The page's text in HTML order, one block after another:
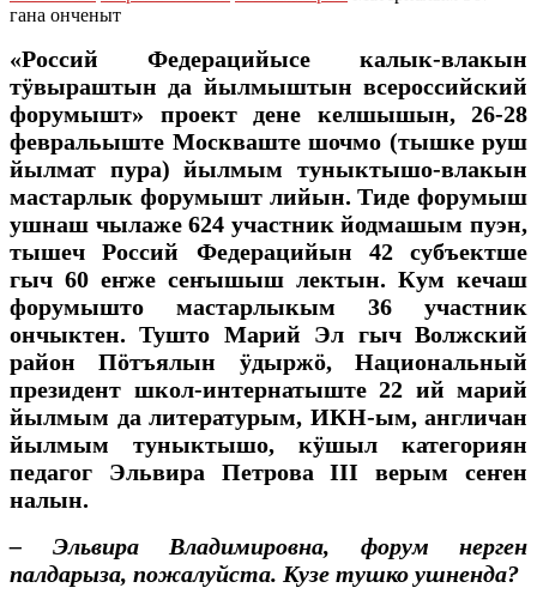
гана онченыт
«Россий Федерацийысе калык-влакын
тӱвыраштын да йылмыштын всероссийский
форумышт» проект дене келшышын, 26-28
февральыште Москваште шочмо (тышке руш
йылмат пура) йылмым туныктышо-влакын
мастарлык форумышт лийын. Тиде форумыш
ушнаш чылаже 624 участник йодмашым пуэн,
тышеч Россий Федерацийын 42 субъектше
гыч 60 еҥже сеҥышыш лектын. Кум кечаш
форумышто мастарлыкым 36 участник
ончыктен. Тушто Марий Эл гыч Волжский
район Пӧтъялын ӱдыржӧ, Национальный
президент школ-интернатыште 22 ий марий
йылмым да литературым, ИКН-ым, англичан
йылмым туныктышо, кӱшыл категориян
педагог Эльвира Петрова
III
верым сеҥен
налын.
– Эльвира Владимировна, форум нерген
палдарыза, пожалуйста. Кузе тушко ушненда?